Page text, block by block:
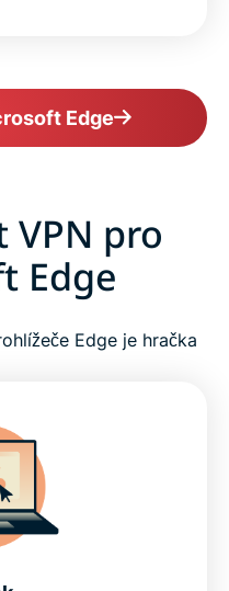
Edge
VPN pro
Edge
Edge je hračka